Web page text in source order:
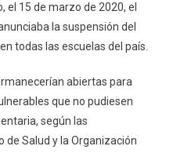
el 15 de marzo de 2020, el
la suspensión del
todas las escuelas del país.
abiertas para
que no pudiesen
según las
Salud y la Organización